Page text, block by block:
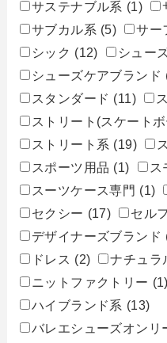
サステナブル系 (1)
サブカル系 (5) サー
シック (12) シュー
シューズケアブランド
スタンダード (11)
ストリート(スケート
ストリート系 (19)
スポーツ用品 (1) ス
スーツケース専門 (1)
セクシー (17) セル
デザイナーズブランド
ドレス (2) ナチュラ
ニットファクトリー (1)
ハイブランド系 (13)
バレエシューズオンリ